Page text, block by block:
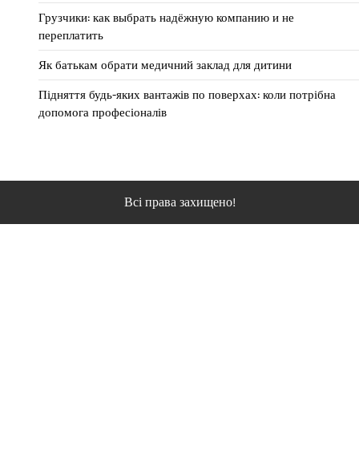
Грузчики: как выбрать надёжную компанию и не
переплатить
Як батькам обрати медичний заклад для дитини
Підняття будь-яких вантажів по поверхах: коли потрібна
допомога професіоналів
Всі права захищено!